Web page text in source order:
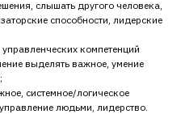
слышать другого человека,
способности, лидерские
компетенций
выделять важное, умение
системное/логическое
людьми, лидерство.